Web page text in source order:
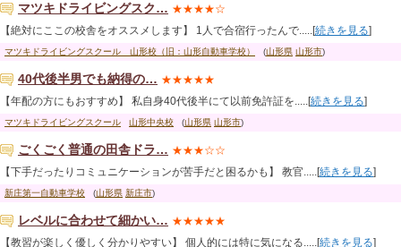
マツキドライビングスク… ★★★★☆
【絶対にここの校舎をオススメします】 1人で合宿行ったんで.....[続きを見る]
マツキドライビングスクール 山形校（旧：山形自動車学校） (山形県 山形市)
40代後半男でも納得の… ★★★★★
【年配の方にもおすすめ】 私自身40代後半にて以前免許証を.....[続きを見る]
マツキドライビングスクール 山形中央校 (山形県 山形市)
ごくごく普通の田舎ドラ… ★★★☆☆
【下手だったりコミュニケーションが苦手だと困るかも】 教官.....[続きを見る]
新庄第一自動車学校 (山形県 新庄市)
レベルに合わせて細かい… ★★★★★
【教習が楽しく優しく分かりやすい】 個人的には特に気になる.....[続きを見る]